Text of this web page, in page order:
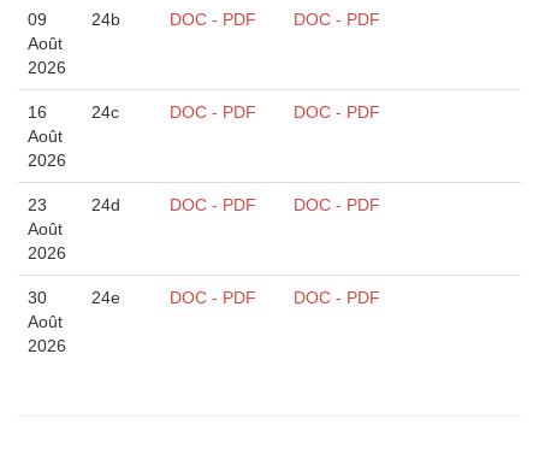
09
Août
2026
24b DOC - PDF DOC - PDF
16
Août
2026
24c DOC - PDF DOC - PDF
23
Août
2026
24d DOC - PDF DOC - PDF
30
Août
2026
24e DOC - PDF DOC - PDF